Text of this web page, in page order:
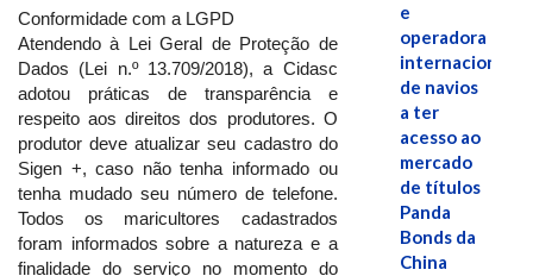
Conformidade com a LGPD
Atendendo à Lei Geral de Proteção de
Dados (Lei n.º 13.709/2018), a Cidasc
adotou práticas de transparência e
respeito aos direitos dos produtores. O
produtor deve atualizar seu cadastro do
Sigen +, caso não tenha informado ou
tenha mudado seu número de telefone.
Todos os maricultores cadastrados
foram informados sobre a natureza e a
finalidade do serviço no momento do
e
operadora
internacional
de navios
a ter
acesso ao
mercado
de títulos
Panda
Bonds da
China